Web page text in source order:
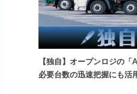
【独自】オープンロジの
必要台数の迅速把握にも活